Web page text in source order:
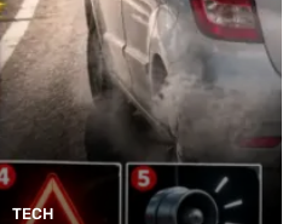
TECH